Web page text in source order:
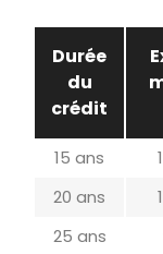
Durée
du
crédit
15 ans
20 ans
25 ans